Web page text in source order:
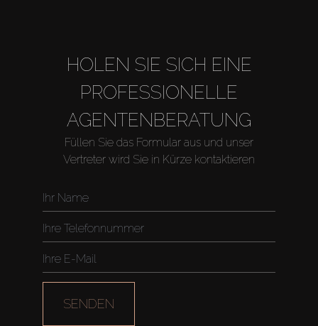
Kaufen
Miete
Verkaufen
HOLEN SIE SICH EINE
PROFESSIONELLE
AGENTENBERATUNG
Füllen Sie das Formular aus und unser
Vertreter wird Sie in Kürze kontaktieren
SENDEN